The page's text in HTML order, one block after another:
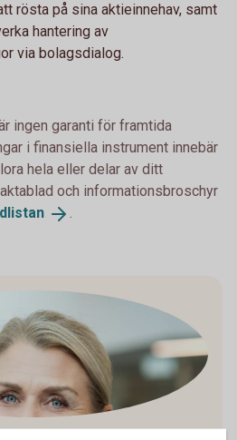
rösta på sina aktieinnehav, samt
hantering av
via bolagsdialog.
ingen garanti för framtida
i finansiella instrument innebär
hela eller delar av ditt
och informationsbroschyr
.